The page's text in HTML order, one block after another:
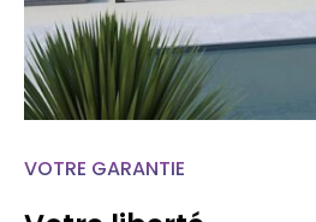
VOTRE GARANTIE